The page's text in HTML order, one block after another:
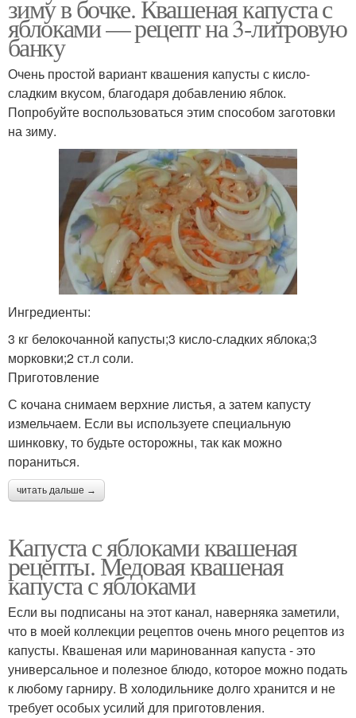
зиму в бочке. Квашеная капуста с
яблоками — рецепт на 3-литровую
банку
Очень простой вариант квашения капусты с кисло-
сладким вкусом, благодаря добавлению яблок.
Попробуйте воспользоваться этим способом заготовки
на зиму.
Ингредиенты:
3 кг белокочанной капусты;3 кисло-сладких яблока;3
морковки;2 ст.л соли.
Приготовление
С кочана снимаем верхние листья, а затем капусту
измельчаем. Если вы используете специальную
шинковку, то будьте осторожны, так как можно
пораниться.
читать дальше →
Капуста с яблоками квашеная
рецепты. Медовая квашеная
капуста с яблоками
Если вы подписаны на этот канал, наверняка заметили,
что в моей коллекции рецептов очень много рецептов из
капусты. Квашеная или маринованная капуста - это
универсальное и полезное блюдо, которое можно подать
к любому гарниру. В холодильнике долго хранится и не
требует особых усилий для приготовления.